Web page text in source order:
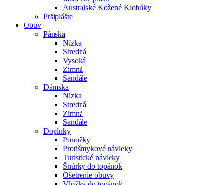
Australské Kožené Klobúky
Pršiplášte
Obuv
Pánska
Nízka
Stredná
Vysoká
Zimná
Sandále
Dámska
Nízka
Stredná
Zimná
Sandále
Doplnky
Ponožky
Protišmykové návleky
Turistické návleky
Šnúrky do topánok
Ošetrenie obuvy